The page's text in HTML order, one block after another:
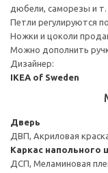
дюбели, саморезы и т.
Петли регулируются
Ножки и цоколи
Можно дополнить
Дизайнер:
IKEA of Sweden
Дверь
ДВП, Акриловая
Каркас напольного
ДСП, Меламиновая